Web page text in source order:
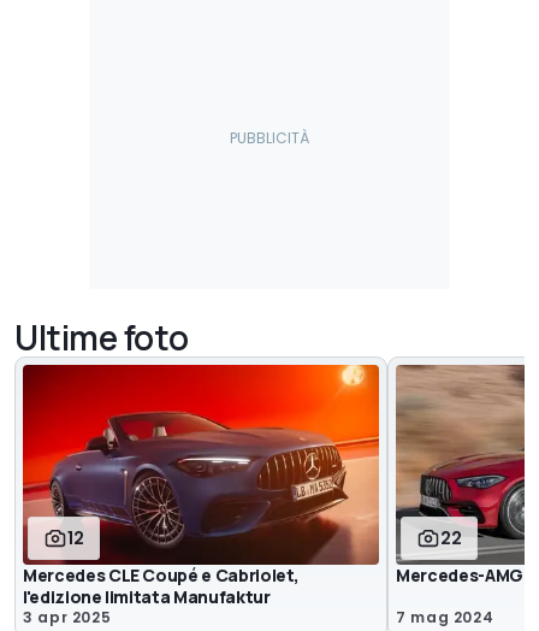
Ultime foto
12
Mercedes CLE Coupé e Cabriolet,
l'edizione limitata Manufaktur
3 apr 2025
22
Mercedes-AMG
7 mag 2024